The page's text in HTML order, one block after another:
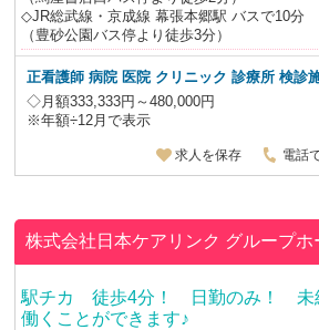
◇JR総武線・京成線 幕張本郷駅 バスで10分
（豊砂公園バス停より徒歩3分）
正看護師 病院 医院 クリニック 診療所 検診
◇月額333,333円～480,000円
※年額÷12月で表示
求人を保存 電話
株式会社日本ケアリンク グループホ
駅チカ 徒歩4分！ 日勤のみ！ 未
働くことができます♪